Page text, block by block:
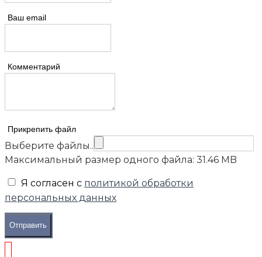
Ваш email
Комментарий
Прикрепить файл
Выберите файлы..
Максимальный размер одного файла: 31.46 MB
Я согласен с политикой обработки
персональных данных
Отправить